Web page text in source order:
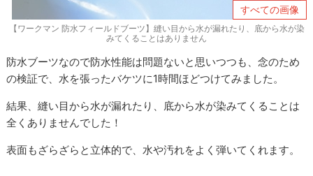
すべての画像
【ワークマン 防水フィールドブーツ】縫い目から水が漏れたり、底から水が染
みてくることはありません
防水ブーツなので防水性能は問題ないと思いつつも、念のため
の検証で、水を張ったバケツに1時間ほどつけてみました。
結果、縫い目から水が漏れたり、底から水が染みてくることは
全くありませんでした！
表面もざらざらと立体的で、水や汚れをよく弾いてくれます。